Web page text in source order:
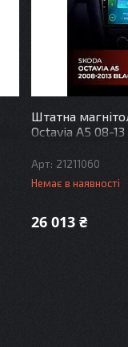
Штатна
Octavia A5 08-
21211060
Немає в наявності
26 013 ₴